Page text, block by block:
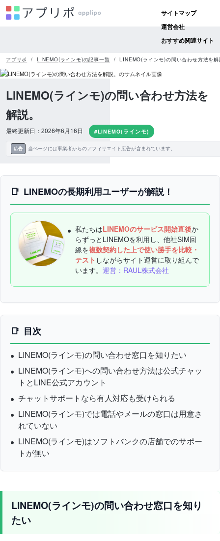
サイトマップ
運営会社
おすすめ関連サイト
アプリポ LINEMO(ラインモ)の記事一覧 LINEMO(ラインモ)の問い合わせ方法を
LINEMO(ラインモ)の問い合わせ方法を
解説。
最終更新日：2026年6月16日 #LINEMO(ラインモ)
広告 当ページには事業者からのアフィリエイト広告が含まれています。
LINEMOの長期利用ユーザーが解説！
私たちはLINEMOのサービス開始直後か
らずっとLINEMOを利用し、他社SIM回
線を複数契約した上で使い勝手を比較・
テスト しながらサイト運営に取り組んで
います。 運営：RAUL株式会社
目次
LINEMO(ラインモ)の問い合わせ窓口を知りたい
LINEMO(ラインモ)への問い合わせ方法は公式チャッ
トとLINE公式アカウント
チャットサポートなら有人対応も受けられる
LINEMO(ラインモ)では電話やメールの窓口は用意さ
れていない
LINEMO(ラインモ)はソフトバンクの店舗でのサポー
トが無い
LINEMO(ラインモ)の問い合わせ窓口を知り
たい